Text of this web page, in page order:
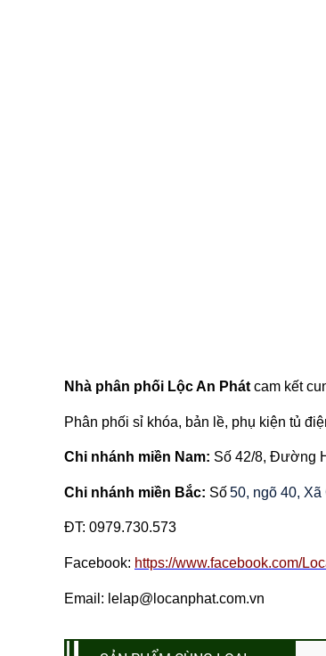
Nhà phân phối Lộc An Phát cam kết
Phân phối sỉ khóa, bản lề, phụ kiện tủ
Chi nhánh miền Nam: Số 42/8, Đường
Chi nhánh miền Bắc: Số50, ngõ 40, Xã
ĐT: 0979.730.573
Facebook: https://www.facebook.com/
Email: lelap@locanphat.com.vn